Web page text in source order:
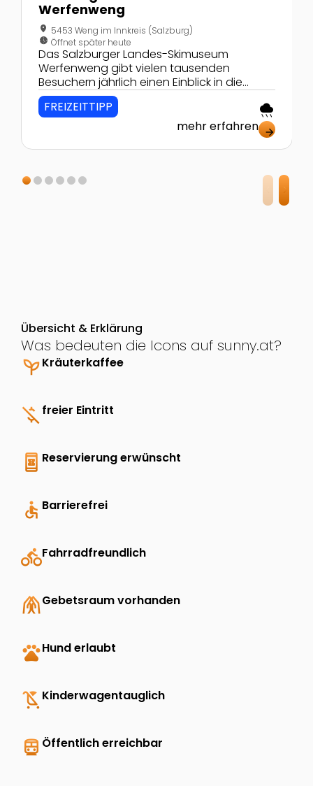
Werfenweng
location_on 5453 Weng im Innkreis (Salzburg)
nest_clock_farsight_analog Öffnet später heute
Das Salzburger Landes-Skimuseum
Werfenweng gibt vielen tausenden
Besuchern jährlich einen Einblick in die
Entwicklung des Skisports in der
Alpenregion.
FREIZEITTIPP rainy
mehr erfahren arrow_forward
Übersicht & Erklärung
Was bedeuten die Icons auf sunny.at?
psychiatryKräuterkaffee
money_off freier Eintritt
book_online Reservierung erwünscht
accessible Barrierefrei
directions_bikeFahrradfreundlich
folded_handsGebetsraum vorhanden
petsHund erlaubt
child_friendly Kinderwagentauglich
directions_transit Öffentlich erreichbar